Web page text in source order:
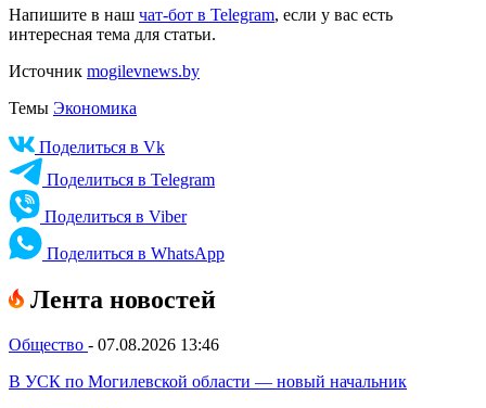
Напишите в наш чат-бот в Telegram, если у вас есть
интересная тема для статьи.
Источник mogilevnews.by
Темы Экономика
Поделиться в Vk
Поделиться в Telegram
Поделиться в Viber
Поделиться в WhatsApp
Лента новостей
Общество - 07.08.2026 13:46
В УСК по Могилевской области — новый начальник